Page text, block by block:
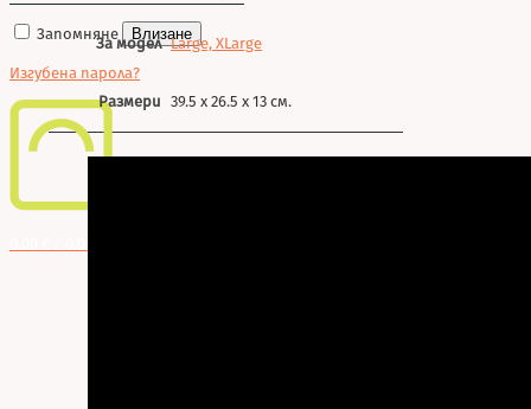
Запомняне Влизане
Изгубена парола?
За модел Large, XLarge
Размери 39.5 х 26.5 х 13 см.